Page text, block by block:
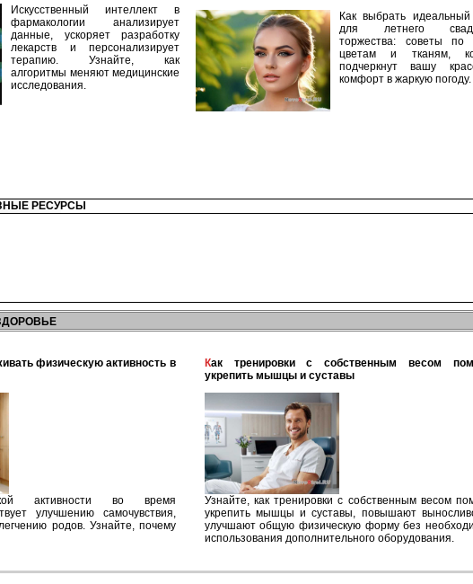
Искусственный интеллект в
фармакологии анализирует
данные, ускоряет разработку
лекарств и персонализирует
терапию. Узнайте, как
алгоритмы меняют медицинские
исследования.
Как выбрать
для летнего
торжества: советы по
цветам и тканям,
подчеркнут вашу
комфорт в жаркую погоду.
РЕСУРСЫ
активности во время
улучшению самочувствия,
родов. Узнайте, почему
Как тренировки с собственным весом помогают
укрепить мышцы и суставы
Узнайте, как тренировки с собственным весом
укрепить мышцы и суставы, повышают
улучшают общую физическую форму без
использования дополнительного оборудования.